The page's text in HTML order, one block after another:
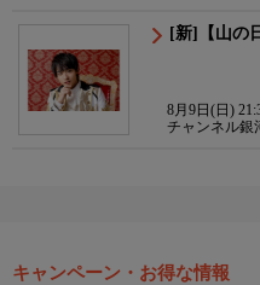
[新]【山の
8月9日(日)
チャンネル
キャンペーン・お得な情報